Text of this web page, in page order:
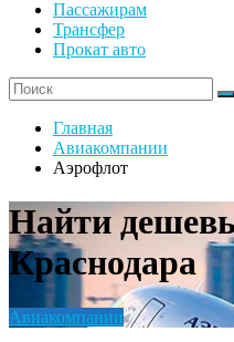
Пассажирам
Трансфер
Прокат авто
Главная
Авиакомпании
Аэрофлот
Найти
Краснодара
Авиакомпании